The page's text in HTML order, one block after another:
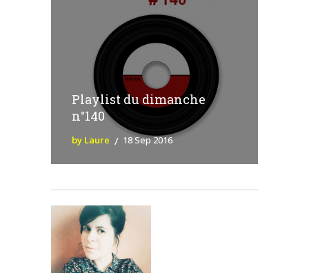
Playlist du dimanche
n°140
by Laure 18 Sep 2016